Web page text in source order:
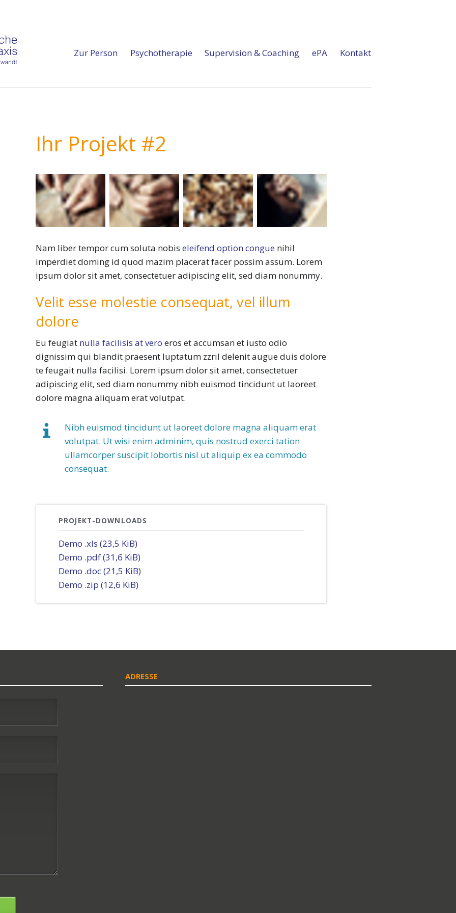
Navigation
Zur Person Psychotherapie Supervision & Coaching ePA Kontakt
Ihr Projekt #2
Nam liber tempor cum soluta nobis eleifend option congue nihil
imperdiet doming id quod mazim placerat facer possim assum. Lorem
ipsum dolor sit amet, consectetuer adipiscing elit, sed diam nonummy.
Velit esse molestie consequat, vel illum
dolore
Eu feugiat nulla facilisis at vero eros et accumsan et iusto odio
dignissim qui blandit praesent luptatum zzril delenit augue duis dolore
te feugait nulla facilisi. Lorem ipsum dolor sit amet, consectetuer
adipiscing elit, sed diam nonummy nibh euismod tincidunt ut laoreet
dolore magna aliquam erat volutpat.
Nibh euismod tincidunt ut laoreet dolore magna aliquam erat
volutpat. Ut wisi enim adminim, quis nostrud exerci tation
ullamcorper suscipit lobortis nisl ut aliquip ex ea commodo
consequat.
PROJEKT-DOWNLOADS
Demo .xls (23,5 KiB)
Demo .pdf(31,6 KiB)
Demo .doc(21,5 KiB)
Demo .zip (12,6 KiB)
ADRESSE